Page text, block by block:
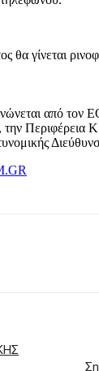
θα γίνεται
από τον
Περιφέρεια